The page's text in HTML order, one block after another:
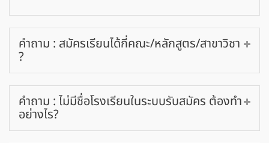
คำถาม : สมัครเรียนได้กี่คณะ/หลักสูตร/สาขาวิชา
?
คำถาม : ไม่มีชื่อโรงเรียนในระบบรับสมัคร ต้องทำ
อย่างไร?